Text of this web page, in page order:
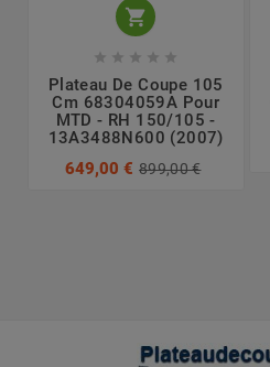

    
Plateau De Coupe 105
Cm 68304059A Pour
MTD - RH 150/105 -
13A3488N600 (2007)
649,00 € 899,00 €